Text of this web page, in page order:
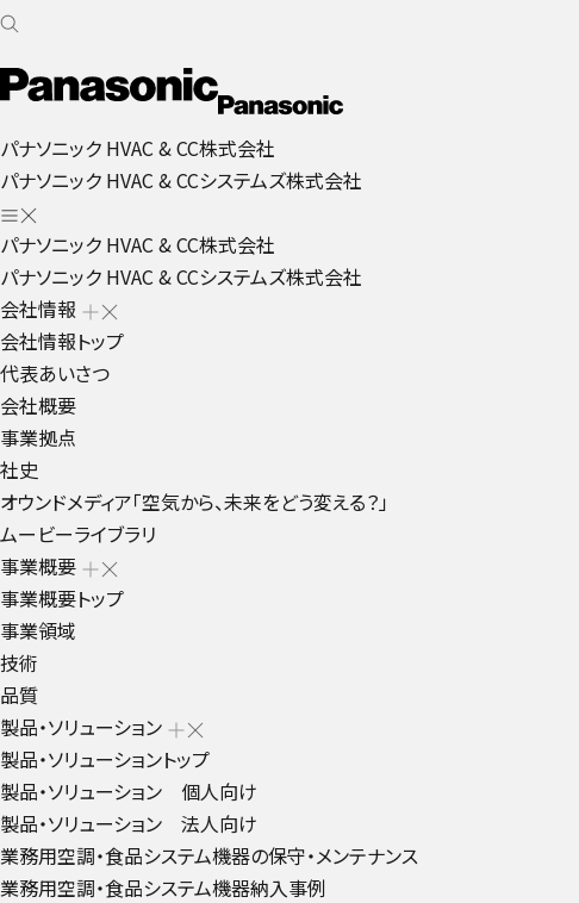
パナソニック HVAC & CC株式会社
パナソニック HVAC & CCシステムズ株式会社
パナソニック HVAC & CC株式会社
パナソニック HVAC & CCシステムズ株式会社
会社情報
会社情報トップ
代表あいさつ
会社概要
事業拠点
社史
オウンドメディア「空気から、未来をどう変える？」
ムービーライブラリ
事業概要
事業概要トップ
事業領域
技術
品質
製品・ソリューション
製品・ソリューショントップ
製品・ソリューション 個人向け
製品・ソリューション 法人向け
業務用空調・食品システム機器の保守・メンテナンス
業務用空調・食品システム機器納入事例